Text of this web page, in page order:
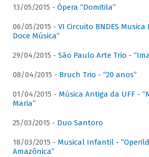
13/05/2015 - Ópera “Domitila”
06/05/2015 - VI Circuito BNDES Musica
Doce Música”
29/04/2015 - São Paulo Arte Trio -
08/04/2015 - Bruch Trio - “20 anos”
01/04/2015 - Música Antiga da UFF -
Maria”
25/03/2015 - Duo Santoro
18/03/2015 - Musical Infantil -
Amazônica”